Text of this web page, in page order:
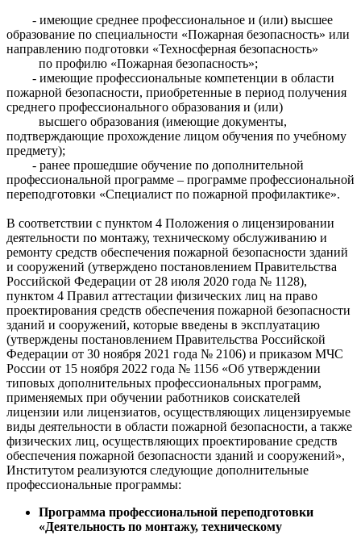
- имеющие среднее профессиональное и (или) высшее
образование по специальности «Пожарная безопасность» или
направлению подготовки «Техносферная безопасность»
по профилю «Пожарная безопасность»;
- имеющие профессиональные компетенции в области
пожарной безопасности, приобретенные в период получения
среднего профессионального образования и (или)
высшего образования (имеющие документы,
подтверждающие прохождение лицом обучения по учебному
предмету);
- ранее прошедшие обучение по дополнительной
профессиональной программе – программе профессиональной
переподготовки «Специалист по пожарной профилактике».
В соответствии с пунктом 4 Положения о лицензировании
деятельности по монтажу, техническому обслуживанию и
ремонту средств обеспечения пожарной безопасности зданий
и сооружений (утверждено постановлением Правительства
Российской Федерации от 28 июля 2020 года № 1128),
пунктом 4 Правил аттестации физических лиц на право
проектирования средств обеспечения пожарной безопасности
зданий и сооружений, которые введены в эксплуатацию
(утверждены постановлением Правительства Российской
Федерации от 30 ноября 2021 года № 2106) и приказом МЧС
России от 15 ноября 2022 года № 1156 «Об утверждении
типовых дополнительных профессиональных программ,
применяемых при обучении работников соискателей
лицензии или лицензиатов, осуществляющих лицензируемые
виды деятельности в области пожарной безопасности, а также
физических лиц, осуществляющих проектирование средств
обеспечения пожарной безопасности зданий и сооружений»,
Институтом реализуются следующие дополнительные
профессиональные программы:
Программа профессиональной переподготовки
«Деятельность по монтажу, техническому